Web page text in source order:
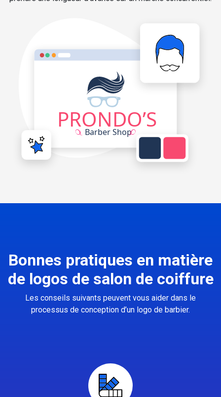
Bonnes pratiques en matière
de logos de salon de coiffure
Les conseils suivants peuvent vous aider dans le
processus de conception d’un logo de barbier.